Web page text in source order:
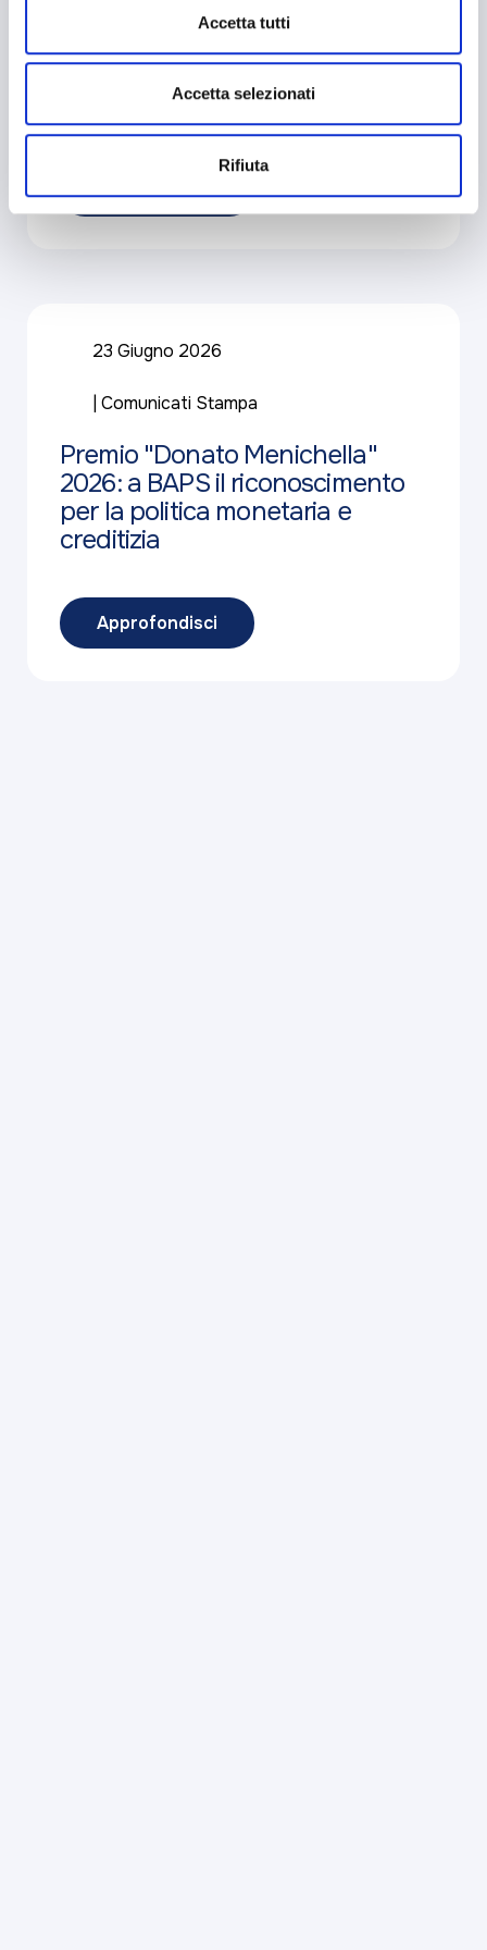
Accetta tutti
Accetta selezionati
Rifiuta
27 Luglio 2026 BAPS Informa
Previsioni per il weekend:
qualche macchia qua e là
Approfondisci
23 Giugno 2026
Comunicati Stampa
Premio "Donato Menichella"
2026: a BAPS il riconoscimento
per la politica monetaria e
creditizia
Approfondisci